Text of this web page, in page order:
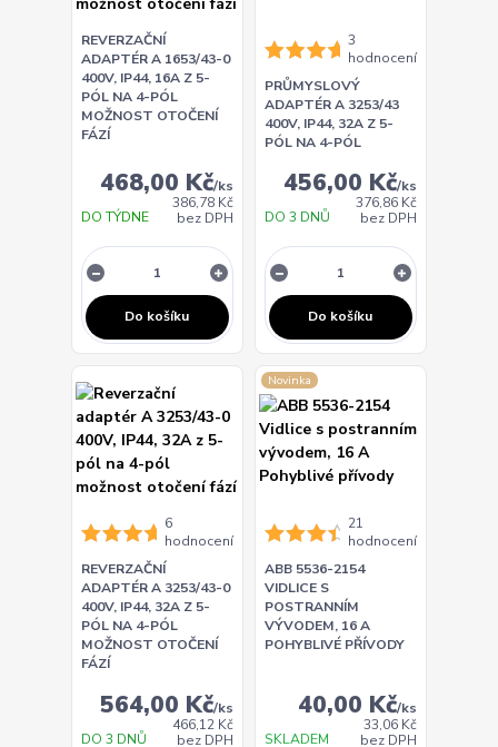
REVERZAČNÍ
ADAPTÉR A 1653/43-0
400V, IP44, 16A Z 5-
PÓL NA 4-PÓL
MOŽNOST OTOČENÍ
FÁZÍ
468,00 Kč/ks
386,78 Kč
bez DPH
DO TÝDNE
Do košíku
3
hodnocení
PRŮMYSLOVÝ
ADAPTÉR A 3253/43
400V, IP44, 32A Z 5-
PÓL NA 4-PÓL
456,00 Kč/ks
376,86 Kč
bez DPH
DO 3 DNŮ
Do košíku
6
hodnocení
REVERZAČNÍ
ADAPTÉR A 3253/43-0
400V, IP44, 32A Z 5-
PÓL NA 4-PÓL
MOŽNOST OTOČENÍ
FÁZÍ
564,00 Kč/ks
466,12 Kč
bez DPH
DO 3 DNŮ
Novinka
21
hodnocení
ABB 5536-2154
VIDLICE S
POSTRANNÍM
VÝVODEM, 16 A
POHYBLIVÉ PŘÍVODY
40,00 Kč/ks
33,06 Kč
bez DPH
SKLADEM